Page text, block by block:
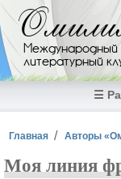
Перейти к основному
Международный
литературный
☰
Вы здесь
Главная Авторы
Моя линия